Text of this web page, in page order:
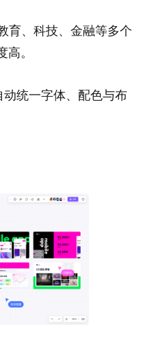
育、科技、金融等多个
。
统一字体、配色与布